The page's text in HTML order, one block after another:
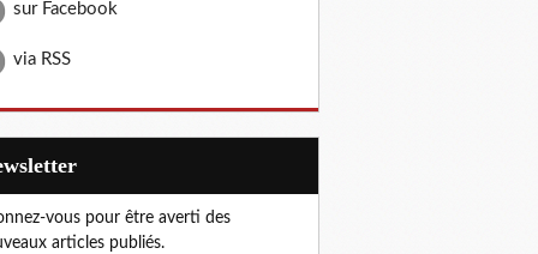
sur Facebook
via RSS
vous pour être averti des
articles publiés.